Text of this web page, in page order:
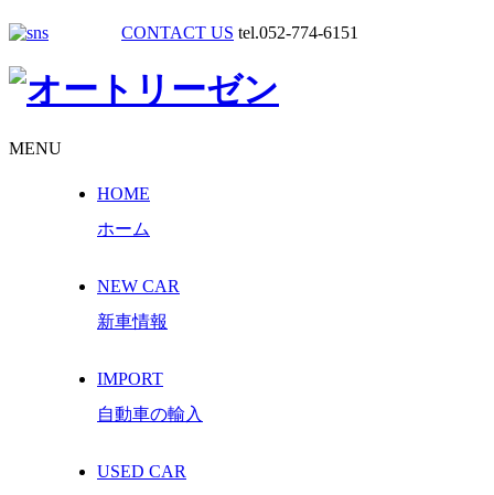
CONTACT US tel.052-774-6151
MENU
HOME
ホーム
NEW CAR
新車情報
IMPORT
自動車の輸入
USED CAR